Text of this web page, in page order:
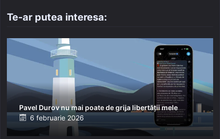
Te-ar putea interesa:
Pavel Durov nu mai poate de grija libertății mele
Posted
on
6 februarie 2026